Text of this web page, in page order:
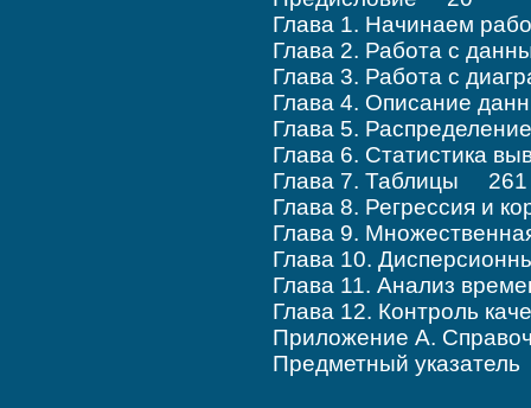
Глава 1. Начинаем
Глава 2. Работа с
Глава 3. Работа с
Глава 4. Описание
Глава 5.
Глава 6. Статистика
Глава 7. Таблицы 261
Глава 8. Регрессия и
Глава 9.
Глава 10.
Глава 11. Анализ
Глава 12. Контроль
Приложение А.
Предметный